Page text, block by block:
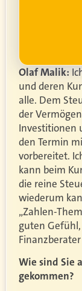
Olaf Malik:
und deren
alle. Dem
der
Investitionen
den Termin
vorbereitet.
kann beim
die reine
wiederum
„Zahlen-
guten Gefühl,
Wie sind Sie
gekommen?